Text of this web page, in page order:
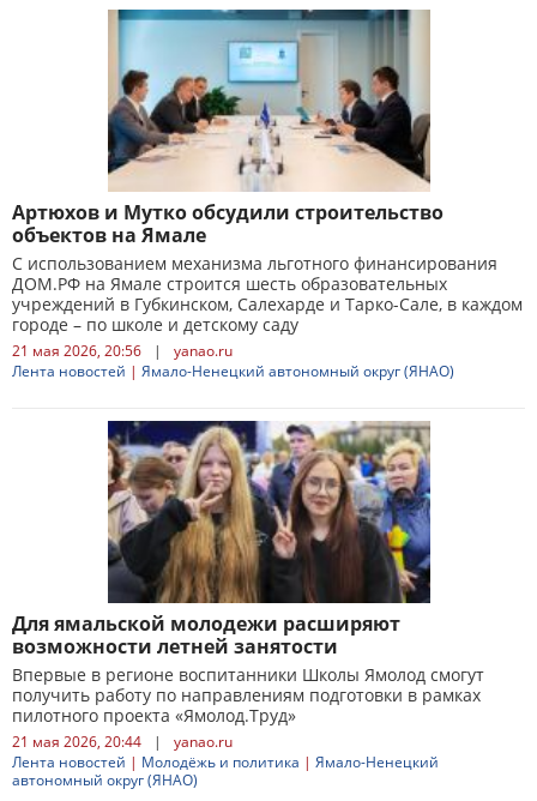
Артюхов и Мутко обсудили строительство
объектов на Ямале
С использованием механизма льготного финансирования
ДОМ.РФ на Ямале строится шесть образовательных
учреждений в Губкинском, Салехарде и Тарко-Сале, в каждом
городе – по школе и детскому саду
21 мая 2026, 20:56 |
yanao.ru
Лента новостей | Ямало-Ненецкий автономный округ (ЯНАО)
Для ямальской молодежи расширяют
возможности летней занятости
Впервые в регионе воспитанники Школы Ямолод смогут
получить работу по направлениям подготовки в рамках
пилотного проекта «Ямолод.Труд»
21 мая 2026, 20:44 |
yanao.ru
Лента новостей | Молодёжь и политика | Ямало-Ненецкий
автономный округ (ЯНАО)